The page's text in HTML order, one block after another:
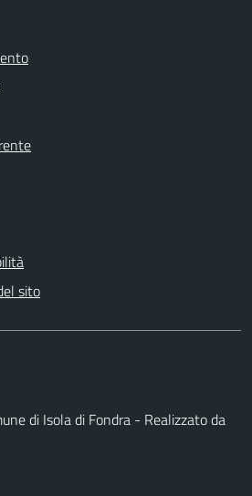
sito
di Isola di Fondra - Realizzato da